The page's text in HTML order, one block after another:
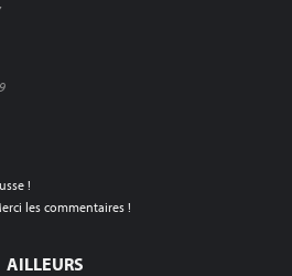
!
les commentaires !
AILLEURS